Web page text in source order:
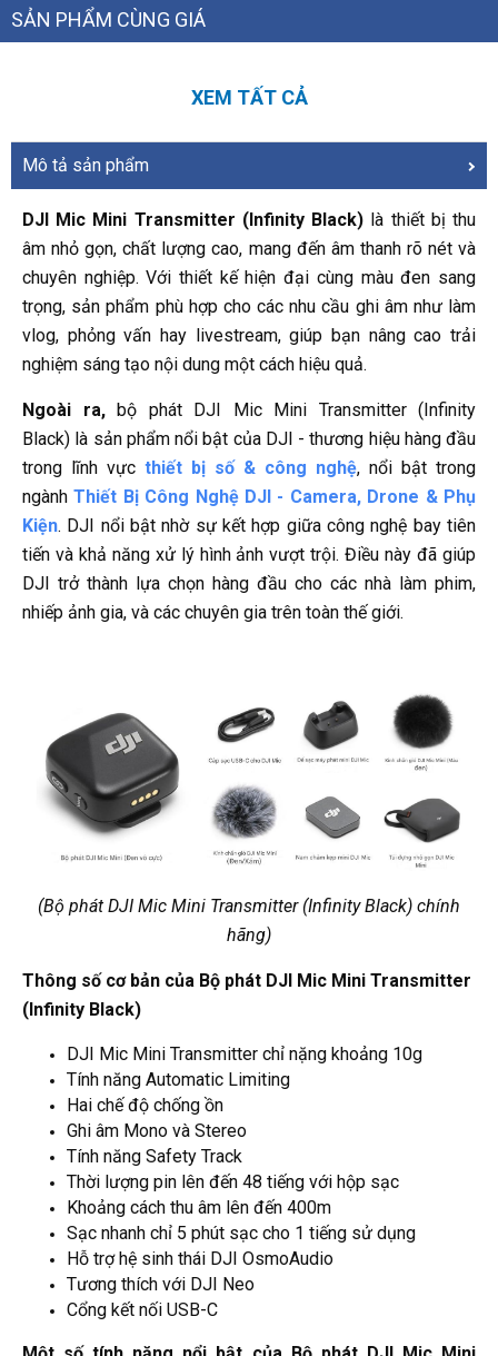
SẢN PHẨM CÙNG GIÁ
XEM TẤT CẢ
Mô tả sản phẩm
DJI Mic Mini Transmitter (Infinity Black) là thiết bị thu
âm nhỏ gọn, chất lượng cao, mang đến âm thanh rõ nét và
chuyên nghiệp. Với thiết kế hiện đại cùng màu đen sang
trọng, sản phẩm phù hợp cho các nhu cầu ghi âm như làm
vlog, phỏng vấn hay livestream, giúp bạn nâng cao trải
nghiệm sáng tạo nội dung một cách hiệu quả.
Ngoài ra,bộ phát DJI Mic Mini Transmitter (Infinity
Black) là sản phẩm nổi bật của DJI - thương hiệu hàng đầu
trong lĩnh vực thiết bị số & công nghệ, nổi bật trong
ngànhThiết Bị Công Nghệ DJI - Camera, Drone & Phụ
Kiện. DJI nổi bật nhờ sự kết hợp giữa công nghệ bay tiên
tiến và khả năng xử lý hình ảnh vượt trội. Điều này đã giúp
DJI trở thành lựa chọn hàng đầu cho các nhà làm phim,
nhiếp ảnh gia, và các chuyên gia trên toàn thế giới.
(Bộ phát DJI Mic Mini Transmitter (Infinity Black) chính
hãng)
Thông số cơ bản của Bộ phát DJI Mic Mini Transmitter
(Infinity Black)
DJI Mic Mini Transmitter chỉ nặng khoảng 10g
Tính năng Automatic Limiting
Hai chế độ chống ồn
Ghi âm Mono và Stereo
Tính năng Safety Track
Thời lượng pin lên đến 48 tiếng với hộp sạc
Khoảng cách thu âm lên đến 400m
Sạc nhanh chỉ 5 phút sạc cho 1 tiếng sử dụng
Hỗ trợ hệ sinh thái DJI OsmoAudio
Tương thích với DJI Neo
Cổng kết nối USB-C